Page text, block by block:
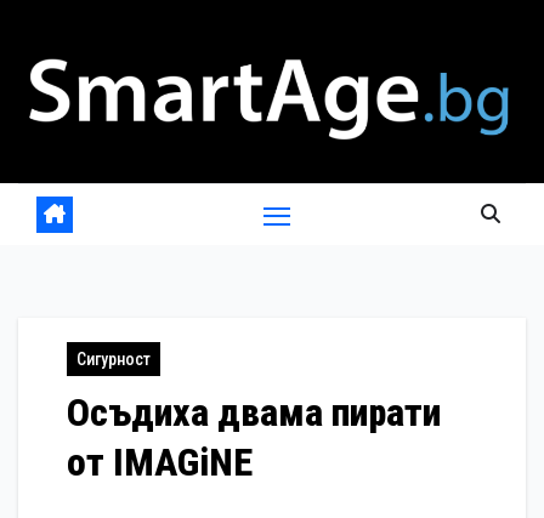
content
Сигурност
Осъдиха двама пирати
от IMAGiNE